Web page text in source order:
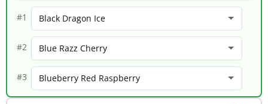
Dragon
#1
#2
#3